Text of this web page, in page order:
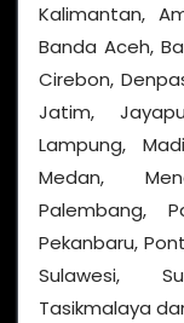
Kalimantan,
Banda Aceh,
Cirebon,
Jatim,
Lampung,
Medan,
Palembang,
Pekanbaru,
Sulawesi,
Tasikmalaya